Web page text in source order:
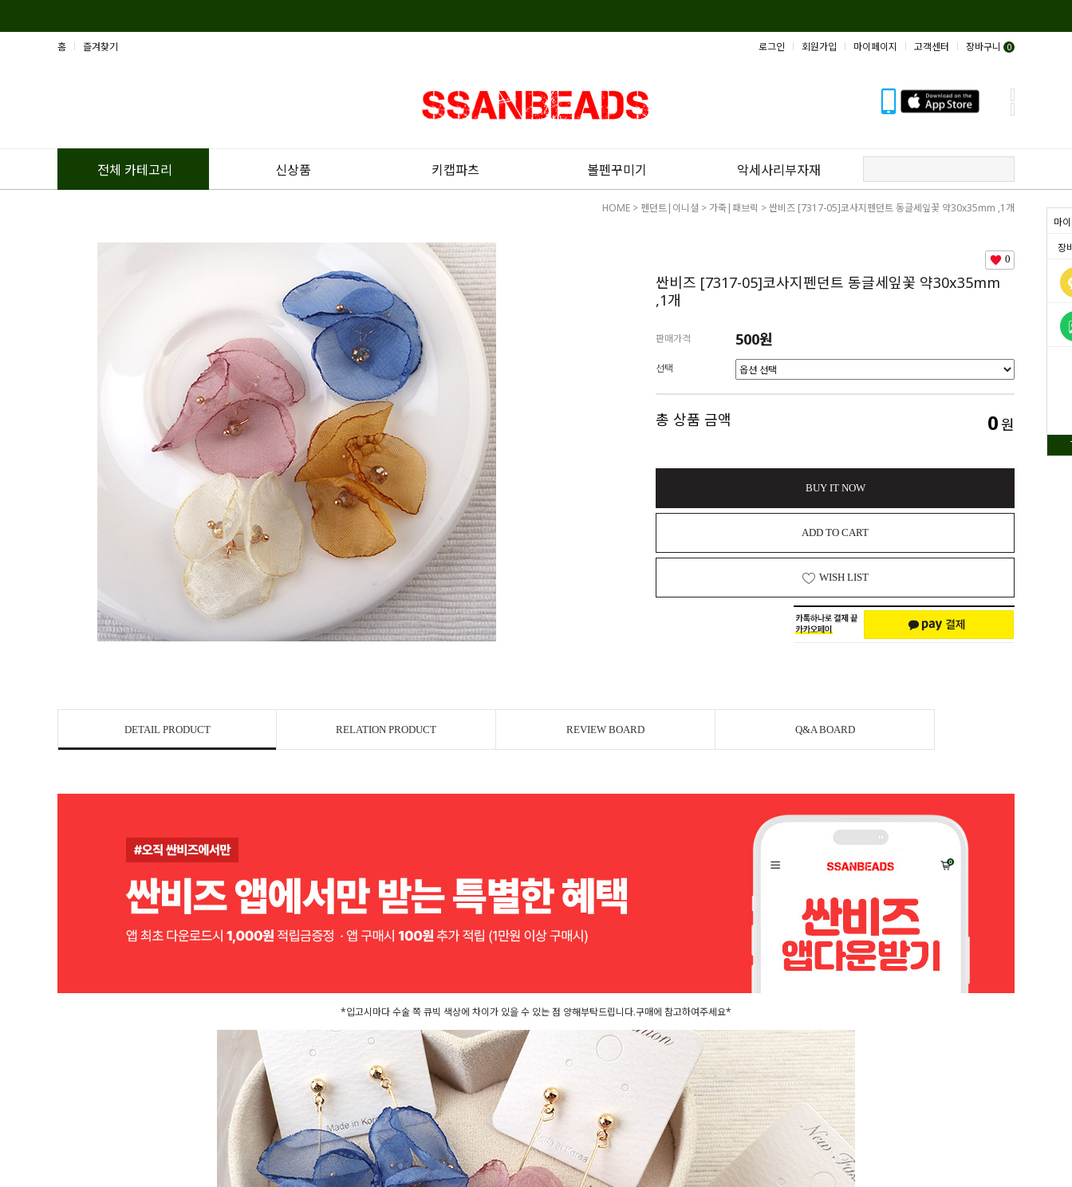
마
장
홈 즐겨찾기 로그인 회원가입 마이페이지 고객센터 장바구니 0
전체 카테고리 신상품 키캡파츠 볼펜꾸미기 악세사리부자재
HOME > 펜던트|이니셜 > 가죽|패브릭 > 싼비즈 [7317-05]코사지펜던트 동글세잎꽃 약30x35mm ,1개
0
싼비즈 [7317-05]코사지펜던트 동글세잎꽃 약30x35mm
,1개
판매가격 500원
선택
총 상품 금액 0원
BUY IT NOW
ADD TO CART
WISH LIST
DETAIL PRODUCT RELATION PRODUCT REVIEW BOARD Q&A BOARD
*입고시마다 수술 쪽 큐빅 색상에 차이가 있을 수 있는 점 양해부탁드립니다.구매에 참고하여주세요*